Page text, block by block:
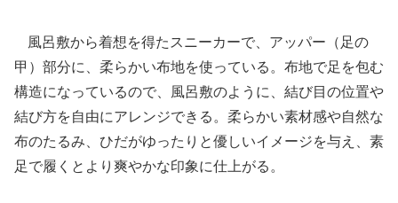
風呂敷から着想を得たスニーカーで、アッパー（足の
甲）部分に、柔らかい布地を使っている。布地で足を包む
構造になっているので、風呂敷のように、結び目の位置や
結び方を自由にアレンジできる。柔らかい素材感や自然な
布のたるみ、ひだがゆったりと優しいイメージを与え、素
足で履くとより爽やかな印象に仕上がる。